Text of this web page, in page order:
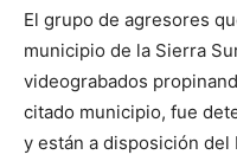
El grupo de agresores
municipio de la Sierra
videograbados
citado municipio, fue
y están a disposición